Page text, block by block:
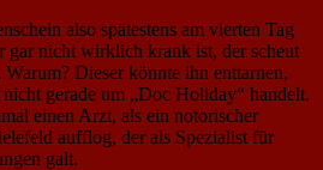
also spätestens am vierten Tag
gar nicht wirklich krank ist, der scheut
Dieser könnte ihn enttarnen,
gerade um „Doc Holiday“ handelt.
einen Arzt, als ein notorischer
aufflog, der als Spezialist für
galt.